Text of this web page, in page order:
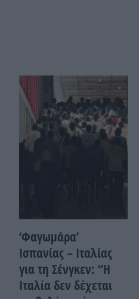
‘Φαγωμάρα’
Ισπανίας – Ιταλίας
για τη Σένγκεν: “Η
Ιταλία δεν δέχεται